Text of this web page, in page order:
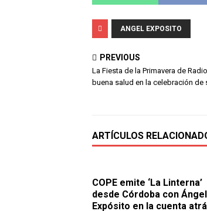
ANGEL EXPOSITO
PREVIOUS
La Fiesta de la Primavera de
buena salud en la celebración de
ARTÍCULOS
COPE emite ‘La Linterna’
desde Córdoba con Ángel
Expósito en la cuenta